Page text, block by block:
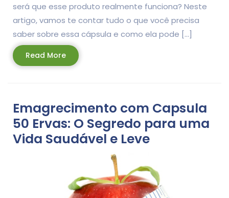
será que esse produto realmente funciona? Neste
artigo, vamos te contar tudo o que você precisa
saber sobre essa cápsula e como ela pode […]
Read MoreRead
More
Emagrecimento com Capsula
50 Ervas: O Segredo para uma
Vida Saudável e Leve